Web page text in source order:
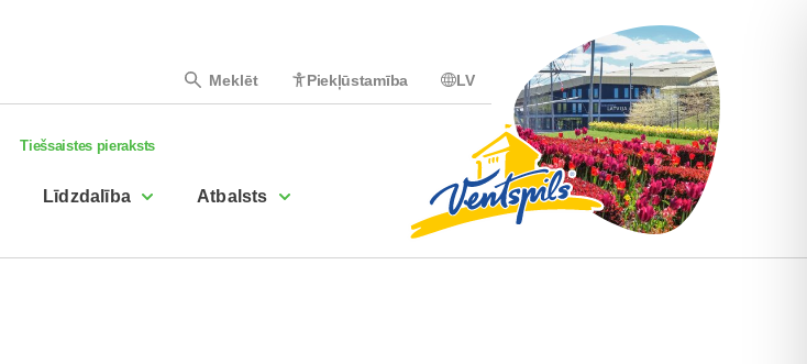
Meklēt Piekļūstamība LV
Tiešsaistes pieraksts
Līdzdalība Atbalsts